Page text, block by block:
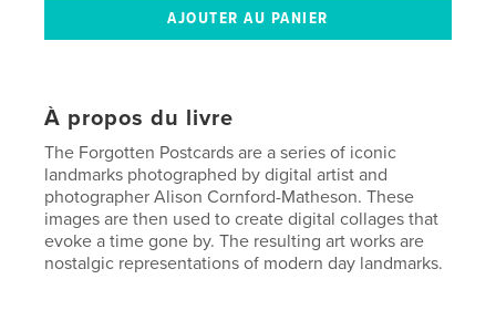
À propos du livre
The Forgotten Postcards are a series of iconic
landmarks photographed by digital artist and
photographer Alison Cornford-Matheson. These
images are then used to create digital collages that
evoke a time gone by. The resulting art works are
nostalgic representations of modern day landmarks.